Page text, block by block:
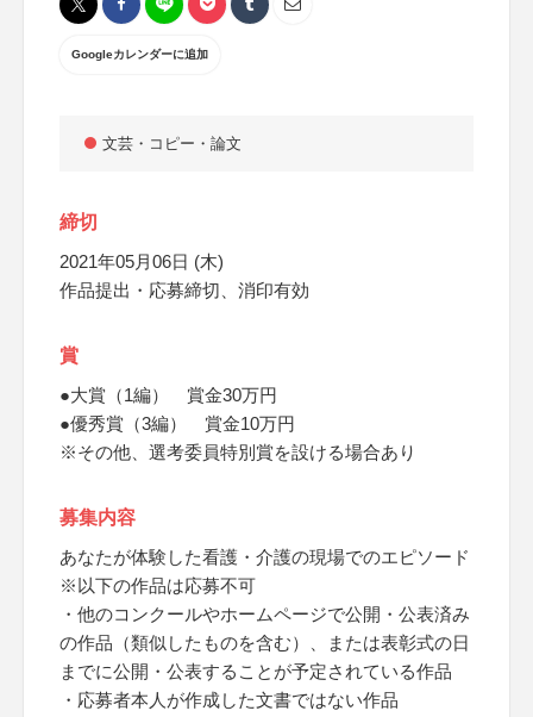
Googleカレンダーに追加
文芸・コピー・論文
締切
2021年05月06日 (木)
作品提出・応募締切、消印有効
賞
●大賞（1編） 賞金30万円
●優秀賞（3編） 賞金10万円
※その他、選考委員特別賞を設ける場合あり
募集内容
あなたが体験した看護・介護の現場でのエピソード
※以下の作品は応募不可
・他のコンクールやホームページで公開・公表済み
の作品（類似したものを含む）、または表彰式の日
までに公開・公表することが予定されている作品
・応募者本人が作成した文書ではない作品